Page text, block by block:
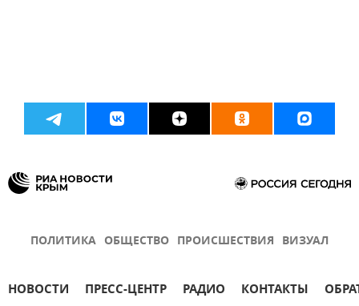
ПОЛИТИКА ОБЩЕСТВО ПРОИСШЕСТВИЯ ВИЗУАЛ
НОВОСТИ ПРЕСС-ЦЕНТР РАДИО КОНТАКТЫ